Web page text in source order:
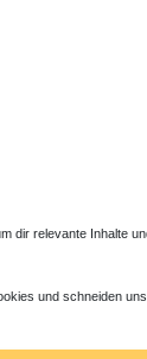
dir relevante Inhalte
und schneiden